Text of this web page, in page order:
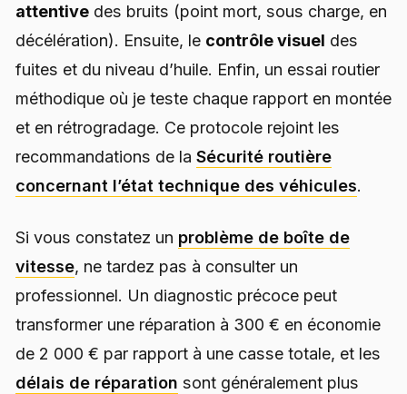
attentive des bruits (point mort, sous charge, en
décélération). Ensuite, le contrôle visuel des
fuites et du niveau d’huile. Enfin, un essai routier
méthodique où je teste chaque rapport en montée
et en rétrogradage. Ce protocole rejoint les
recommandations de la Sécurité routière
concernant l’état technique des véhicules.
Si vous constatez un problème de boîte de
vitesse, ne tardez pas à consulter un
professionnel. Un diagnostic précoce peut
transformer une réparation à 300 € en économie
de 2 000 € par rapport à une casse totale, et les
délais de réparation sont généralement plus